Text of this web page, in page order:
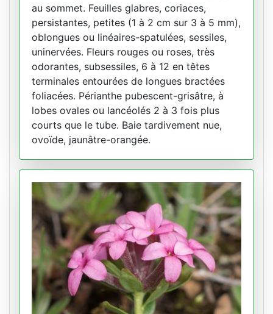
au sommet. Feuilles glabres, coriaces,
persistantes, petites (1 à 2 cm sur 3 à 5 mm),
oblongues ou linéaires-spatulées, sessiles,
uninervées. Fleurs rouges ou roses, très
odorantes, subsessiles, 6 à 12 en têtes
terminales entourées de longues bractées
foliacées. Périanthe pubescent-grisâtre, à
lobes ovales ou lancéolés 2 à 3 fois plus
courts que le tube. Baie tardivement nue,
ovoïde, jaunâtre-orangée.